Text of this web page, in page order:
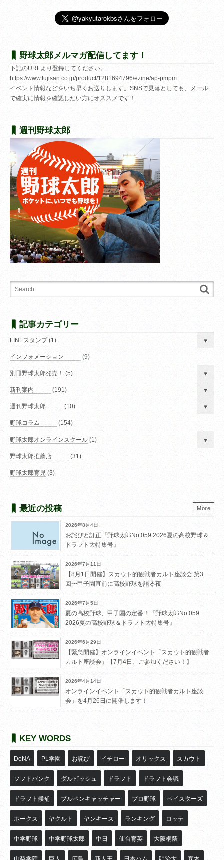
野球太郎メルマガ配信してます！
下記のURLより登録してください。
https://www.fujisan.co.jp/product/1281694796/ezine/ap-pmpm
イベント情報などをいち早くお送りします。SNSで見落としても、メール
で確実に情報を確認したい方にオススメです！
週刊野球太郎
記事カテゴリー
LINEスタンプ(1)
インフォメーション (9)
別冊野球太郎発売！ (5)
新刊案内 (191)
週刊野球太郎 (10)
野球コラム (154)
野球太郎オンラインスクール (1)
野球太郎推薦店 (31)
野球太郎育児 (3)
最近の投稿
2026年8月4日
お詫びと訂正『野球太郎No.059 2026夏の高校野球＆
ドラフト大特集号』
2026年7月11日
【8月1日開催】スカウト的観戦者カルト座談会 第3
回〜甲子園直前に高校野球を語る夜
2026年7月5日
夏の高校野球、甲子園の定番！『野球太郎No.059
2026夏の高校野球＆ドラフト大特集号』
2026年6月29日
【緊急開催】オンラインイベント「スカウト的観戦者
カルト座談会」【7月4日、ご参加ください！】
2026年4月14日
オンラインイベント「スカウト的観戦者カルト座談
会」を4月26日に開催します！
More
KEY WORDS
DeNA PL学園 お詫び イチロー オリックス スカウト
ソフトバンク ダルビッシュ ドラフト ドラフト会議
ドラフト候補 ブルペンキャッチャー プロ野球 ベイスターズ
ホークス ヤクルト ヤンキース ランキング ロッテ
中学野球 中学野球太郎 中日 仙台育英 大阪桐蔭